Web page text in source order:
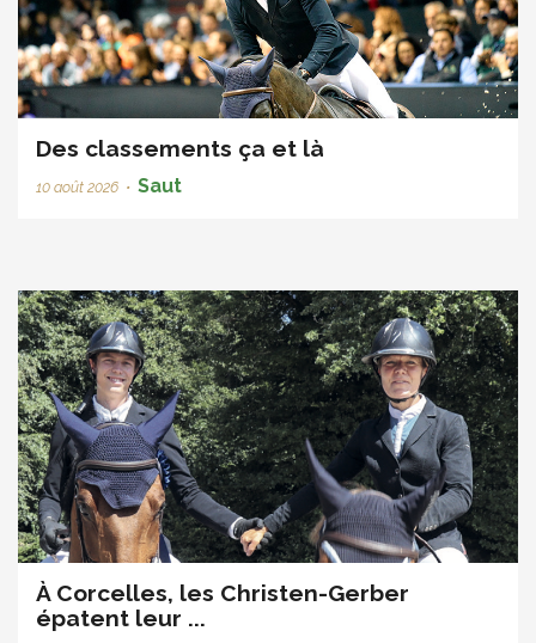
Des classements ça et là
10 août 2026 • Saut
À Corcelles, les Christen-Gerber
épatent leur ...